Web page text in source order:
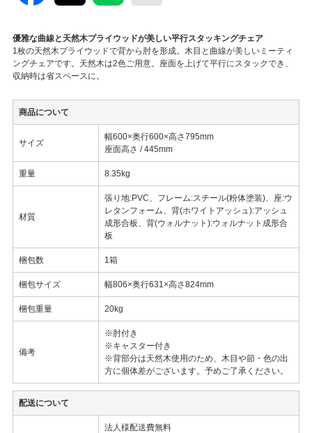
優雅な曲線と天然木プライウッドが美しい平行スタッキングチェア
1枚の天然木プライウッドで背から肘を形成。木目と曲線が美しいミーティ
ングチェアです。天然木は2色ご用意。座面を上げて平行にスタックでき、
収納時は省スペースに。
商品について
サイズ
幅600×奥行600×高さ795mm
座面高さ / 445mm
重量 8.35kg
材質
張り地:PVC、フレーム:スチール(粉体塗装)、座:ウ
レタンフォーム、背(ホワイトアッシュ):アッシュ
成形合板、背(ウォルナット):ウォルナット成形合
板
梱包数 1箱
梱包サイズ 幅806×奥行631×高さ824mm
梱包重量 20kg
備考
※肘付き
※キャスター付き
※背部分は天然木使用のため、木目や節・色の出
方に個体差がございます。予めご了承ください。
配送について
法人様配送費無料